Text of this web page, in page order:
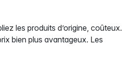
les produits d’origine, coûteux.
bien plus avantageux. Les